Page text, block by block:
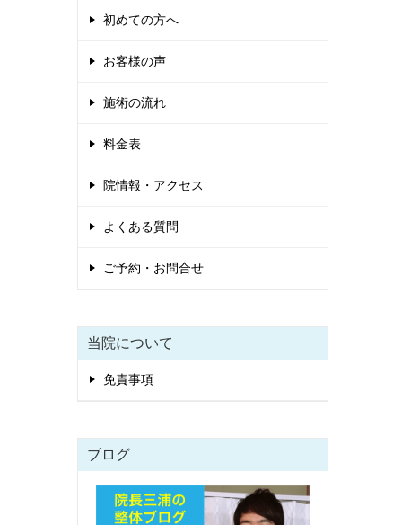
初めての方へ
お客様の声
施術の流れ
料金表
院情報・アクセス
よくある質問
ご予約・お問合せ
当院について
免責事項
ブログ